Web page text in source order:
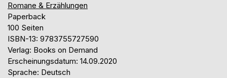
Romane & Erzählungen
Paperback
100 Seiten
ISBN-13: 9783755727590
Verlag: Books on Demand
Erscheinungsdatum: 14.09.2020
Sprache: Deutsch